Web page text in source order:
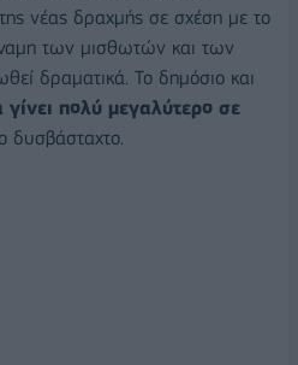
νέας δραχμής σε σχέση με το
των μισθωτών και των
δραματικά. Το δημόσιο και
γίνει πολύ μεγαλύτερο σε
δυσβάσταχτο.